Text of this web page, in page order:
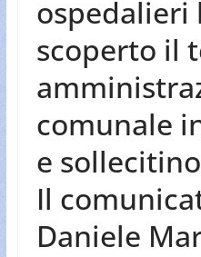
ospedalieri
scoperto il
comunale
e
Il
Daniele